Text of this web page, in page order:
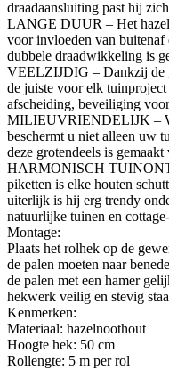
draadaansluiting past hij
LANGE DUUR – Het
voor invloeden van buitenaf
dubbele draadwikkeling is
VEELZIJDIG – Dankzij de
de juiste voor elk
afscheiding, beveiliging
MILIEUVRIENDELIJK –
beschermt u niet alleen uw
deze grotendeels is
HARMONISCH
piketten is elke houten
uiterlijk is hij erg trendy
natuurlijke tuinen en
Montage:
Plaats het rolhek op de
de palen moeten naar
de palen met een hamer
hekwerk veilig en stevig
Kenmerken:
Materiaal: hazelnoothout
Hoogte hek: 50 cm
Rollengte: 5 m per rol